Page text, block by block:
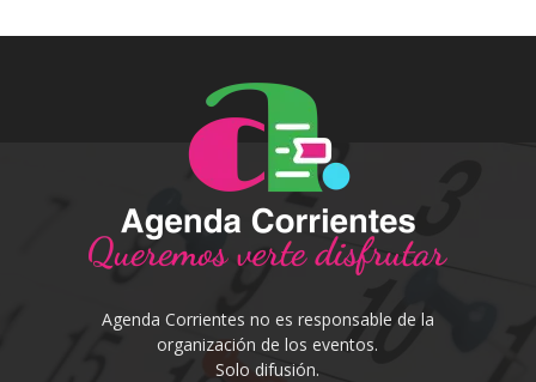
Agenda Corrientes no es responsable de la
organización de los eventos.
Solo difusión.